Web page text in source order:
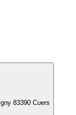
83390 Cuers